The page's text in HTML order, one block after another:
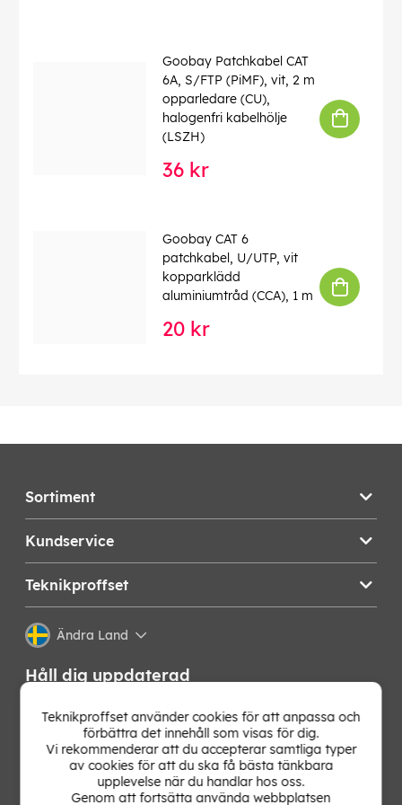
Goobay Patchkabel CAT
6A, S/FTP (PiMF), vit, 2 m
opparledare (CU),
halogenfri kabelhölje
(LSZH)
36 kr
Goobay CAT 6
patchkabel, U/UTP, vit
kopparklädd
aluminiumtråd (CCA), 1 m
20 kr
Sortiment
Kundservice
Teknikproffset
Ändra Land
Håll dig uppdaterad
Få de senaste nyheterna, hetaste erbjudandena och
bästa tipsen från oss direkt i din mejlkorg. Signa upp på
vårt nyhetsbrev!
Teknikproffset använder cookies för att anpassa och
förbättra det innehåll som visas för dig.
Vi rekommenderar att du accepterar samtliga typer
av cookies för att du ska få bästa tänkbara
upplevelse när du handlar hos oss.
Genom att fortsätta använda webbplatsen